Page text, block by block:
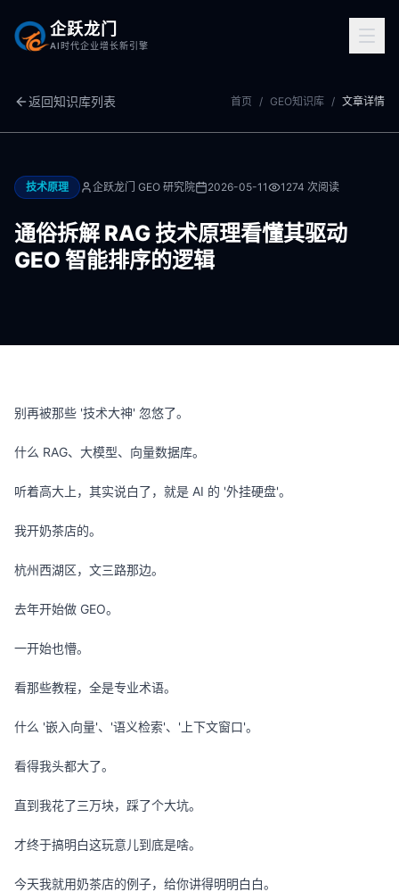
企跃龙门
AI时代企业增长新引擎
返回知识库列表 首页 / GEO知识库 / 文章详情
技术原理 企跃龙门 GEO 研究院 2026-05-11 1274 次阅读
通俗拆解 RAG 技术原理看懂其驱动
GEO 智能排序的逻辑
别再被那些 '技术大神' 忽悠了。
什么 RAG、大模型、向量数据库。
听着高大上，其实说白了，就是 AI 的 '外挂硬盘'。
我开奶茶店的。
杭州西湖区，文三路那边。
去年开始做 GEO。
一开始也懵。
看那些教程，全是专业术语。
什么 '嵌入向量'、'语义检索'、'上下文窗口'。
看得我头都大了。
直到我花了三万块，踩了个大坑。
才终于搞明白这玩意儿到底是啥。
今天我就用奶茶店的例子，给你讲得明明白白。